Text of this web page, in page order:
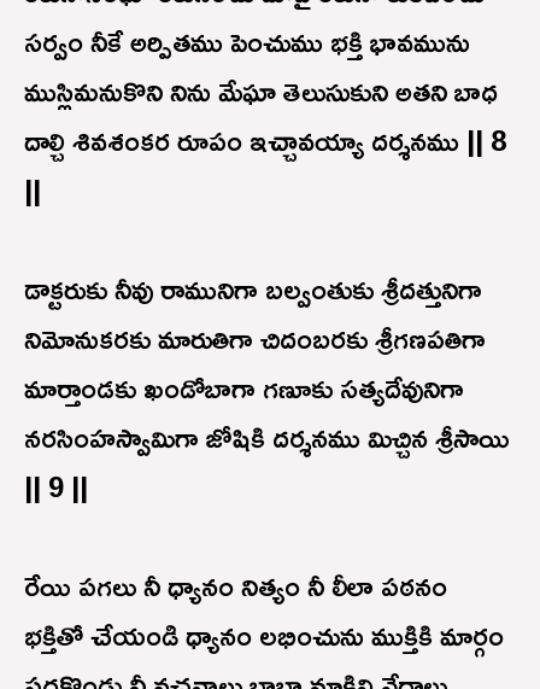
సర్వం నీకే అర్పితము పెంచుము భక్తి భావమును
ముస్లిమనుకొని నిను మేఘా తెలుసుకుని అతని బాధ
దాల్చి శివశంకర రూపం ఇచ్చావయ్యా దర్శనము || 8
||
డాక్టరుకు నీవు రామునిగా బల్వంతుకు శ్రీదత్తునిగా
నిమోనుకరకు మారుతిగా చిదంబరకు శ్రీగణపతిగా
మార్తాండకు ఖండోబాగా గణూకు సత్యదేవునిగా
నరసింహస్వామిగా జోషికి దర్శనము మిచ్చిన శ్రీసాయి
|| 9 ||
రేయి పగలు నీ ధ్యానం నిత్యం నీ లీలా పఠనం
భక్తితో చేయండి ధ్యానం లభించును ముక్తికి మార్గం